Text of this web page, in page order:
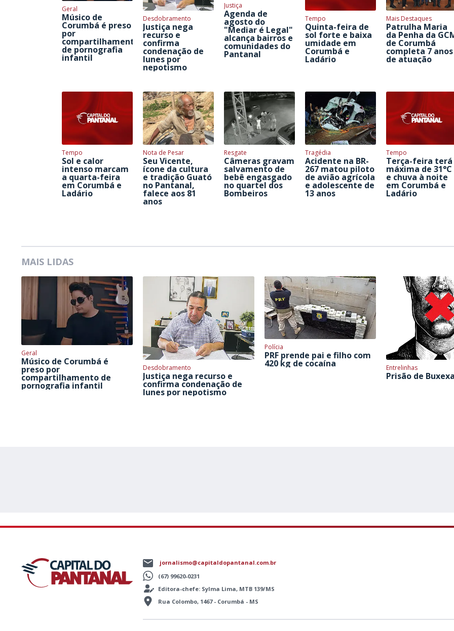
Geral
Músico de
Corumbá é preso
por
compartilhamento
de pornografia
infantil
Desdobramento
Justiça nega
recurso e
confirma
condenação de
Iunes por
nepotismo
Justiça
Agenda de
agosto do
"Mediar é Legal"
alcança bairros e
comunidades do
Pantanal
Tempo
Quinta-feira de
sol forte e baixa
umidade em
Corumbá e
Ladário
Mais Destaques
Patrulha Maria
da Penha da
de Corumbá
completa 7 anos
de atuação
Tempo
Sol e calor
intenso marcam
a quarta-feira
em Corumbá e
Ladário
Nota de Pesar
Seu Vicente,
ícone da cultura
e tradição Guató
no Pantanal,
falece aos 81
anos
Resgate
Câmeras gravam
salvamento de
bebê engasgado
no quartel dos
Bombeiros
Tragédia
Acidente na BR-
267 matou piloto
de avião agrícola
e adolescente de
13 anos
Tempo
Terça-feira terá
máxima de 31°C
e chuva à noite
em Corumbá e
Ladário
MAIS LIDAS
Geral
Músico de Corumbá é
preso por
compartilhamento de
pornografia infantil
Desdobramento
Justiça nega recurso e
confirma condenação de
Iunes por nepotismo
Polícia
PRF prende pai e filho com
420 kg de cocaína Entrelinhas
Prisão de
jornalismo@capitaldopantanal.com.br
(67) 99620-0231
Editora-chefe: Sylma Lima, MTB 139/MS
Rua Colombo, 1467 - Corumbá - MS